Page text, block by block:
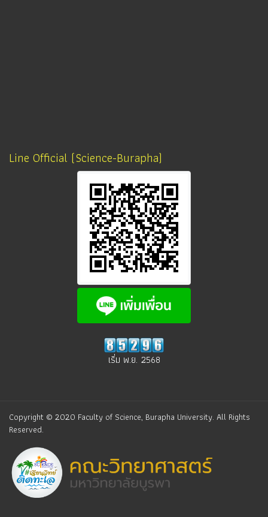
Line Official (Science-Burapha)
เริ่ม พ.ย. 2568
Copyright © 2020 Faculty of Science, Burapha University. All Rights
Reserved.